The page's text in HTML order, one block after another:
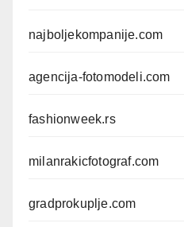
najboljekompanije.com
agencija-fotomodeli.com
fashionweek.rs
milanrakicfotograf.com
gradprokuplje.com